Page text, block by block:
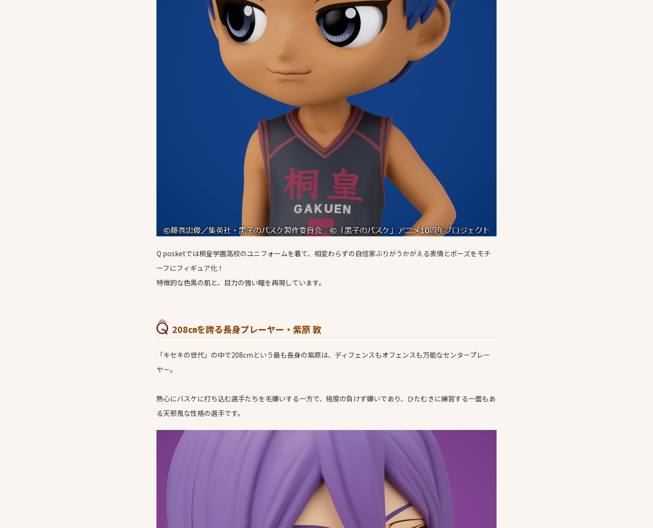
Q posketでは桐皇学園高校のユニフォームを着て、相変わらずの自信家ぶりがうかがえる表情とポーズをモチ
ーフにフィギュア化！
特徴的な色黒の肌と、目力の強い瞳を再現しています。
208㎝を誇る長身プレーヤー・紫原 敦
「キセキの世代」の中で208cmという最も長身の紫原は、ディフェンスもオフェンスも万能なセンタープレー
ヤー。
熱心にバスケに打ち込む選手たちを毛嫌いする一方で、極度の負けず嫌いであり、ひたむきに練習する一面もあ
る天邪鬼な性格の選手です。